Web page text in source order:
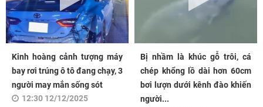
Kinh hoàng cảnh tượng máy
bay rơi trúng ô tô đang chạy, 3
người may mắn sống sót
12:30 12/12/2025
Bị nhầm là khúc gỗ trôi, cá
chép khổng lồ dài hơn 60cm
bơi lượn dưới kênh đào khiến
người...